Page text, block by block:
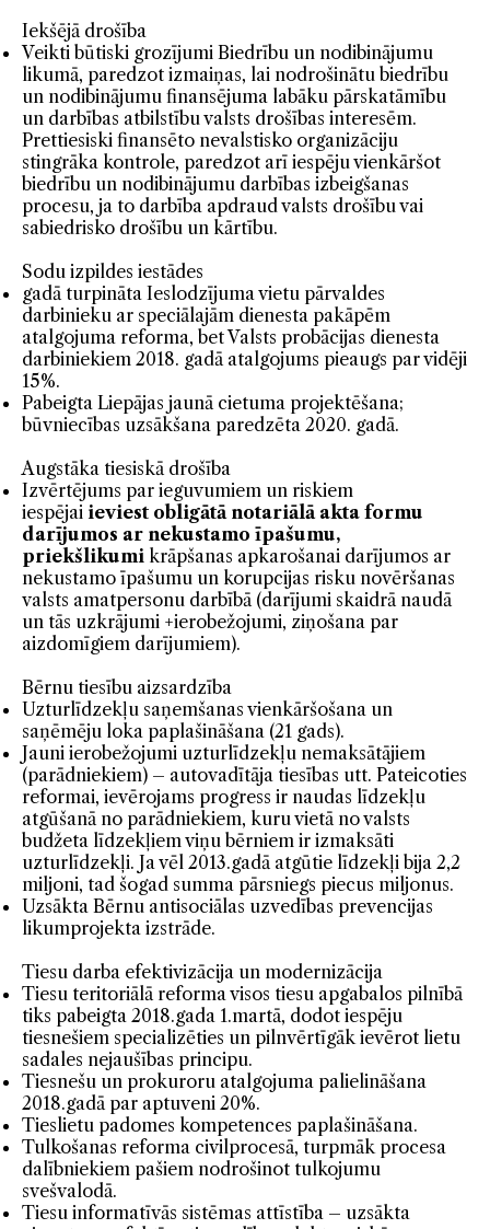
Iekšējā drošība
Veikti būtiski grozījumi Biedrību un nodibinājumu
likumā, paredzot izmaiņas, lai nodrošinātu biedrību
un nodibinājumu finansējuma labāku pārskatāmību
un darbības atbilstību valsts drošības interesēm.
Prettiesiski finansēto nevalstisko organizāciju
stingrāka kontrole, paredzot arī iespēju vienkāršot
biedrību un nodibinājumu darbības izbeigšanas
procesu, ja to darbība apdraud valsts drošību vai
sabiedrisko drošību un kārtību.
Sodu izpildes iestādes
gadā turpināta Ieslodzījuma vietu pārvaldes
darbinieku ar speciālajām dienesta pakāpēm
atalgojuma reforma, bet Valsts probācijas dienesta
darbiniekiem 2018. gadā atalgojums pieaugs par vidēji
15%.
Pabeigta Liepājas jaunā cietuma projektēšana;
būvniecības uzsākšana paredzēta 2020. gadā.
Augstāka tiesiskā drošība
Izvērtējums par ieguvumiem un riskiem
iespējai ieviest obligātā notariālā akta formu
darījumos ar nekustamo īpašumu,
priekšlikumi krāpšanas apkarošanai darījumos ar
nekustamo īpašumu un korupcijas risku novēršanas
valsts amatpersonu darbībā (darījumi skaidrā naudā
un tās uzkrājumi +ierobežojumi, ziņošana par
aizdomīgiem darījumiem).
Bērnu tiesību aizsardzība
Uzturlīdzekļu saņemšanas vienkāršošana un
saņēmēju loka paplašināšana (21 gads).
Jauni ierobežojumi uzturlīdzekļu nemaksātājiem
(parādniekiem) – autovadītāja tiesības utt. Pateicoties
reformai, ievērojams progress ir naudas līdzekļu
atgūšanā no parādniekiem, kuru vietā no valsts
budžeta līdzekļiem viņu bērniem ir izmaksāti
uzturlīdzekļi. Ja vēl 2013.gadā atgūtie līdzekļi bija 2,2
miljoni, tad šogad summa pārsniegs piecus miljonus.
Uzsākta Bērnu antisociālas uzvedības prevencijas
likumprojekta izstrāde.
Tiesu darba efektivizācija un modernizācija
Tiesu teritoriālā reforma visos tiesu apgabalos pilnībā
tiks pabeigta 2018.gada 1.martā, dodot iespēju
tiesnešiem specializēties un pilnvērtīgāk ievērot lietu
sadales nejaušības principu.
Tiesnešu un prokuroru atalgojuma palielināšana
2018.gadā par aptuveni 20%.
Tieslietu padomes kompetences paplašināšana.
Tulkošanas reforma civilprocesā, turpmāk procesa
dalībniekiem pašiem nodrošinot tulkojumu
svešvalodā.
Tiesu informatīvās sistēmas attīstība – uzsākta